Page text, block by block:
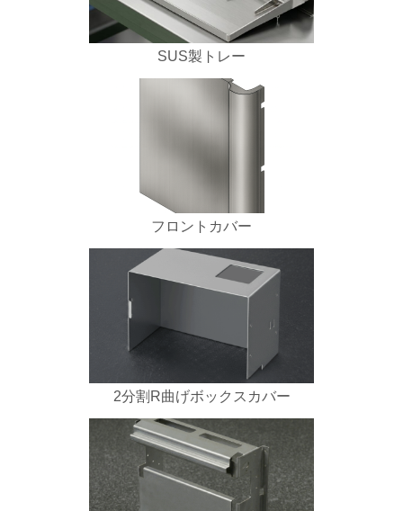
SUS製トレー
フロントカバー
2分割R曲げボックスカバー